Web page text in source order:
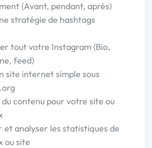
(Avant, pendant, après)
stratégie de hashtags
tout votre Instagram (Bio,
feed)
site internet simple sous
du contenu pour votre site ou
et analyser les statistiques de
ou site